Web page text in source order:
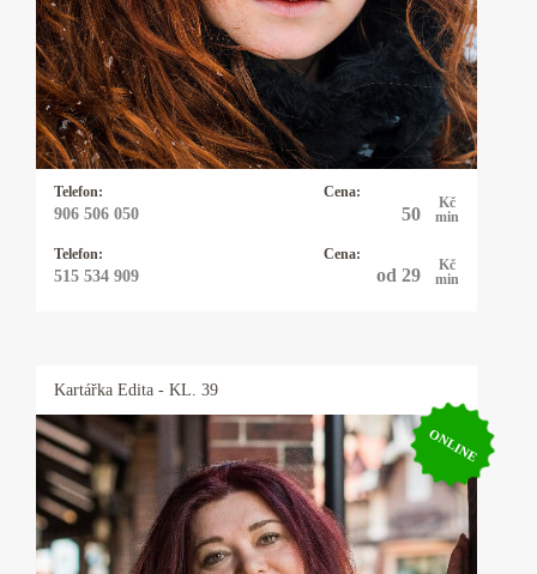
Telefon:
906 506 050
Cena:
50
Kč
min
Telefon:
515 534 909
Cena:
od 29
Kč
min
Kartářka Anežka
Kartářka Edita - KL. 39
ONLINE
Kartářka Edita
Jmenuji se Edita, pracuji s andělskými,